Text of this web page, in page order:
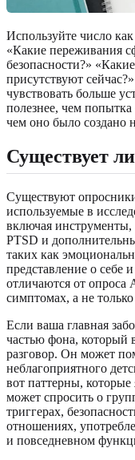
Используйте число
«Какие переживания
безопасности?»
присутствуют
чувствовать больше
полезнее, чем попытка
чем оно было создано
Существует
Существуют
используемые в
включая
PTSD и
таких как
представление о
отличаются от
симптомах, а не
Если ваша главная
частью фона, который
разговор. Он может
неблагоприятного
вот паттерны,
может спросить о
триггерах,
отношениях,
и повседневном